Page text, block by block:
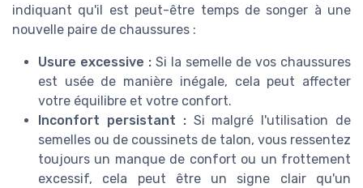
indiquant qu'il est peut-être temps de songer à une
nouvelle paire de chaussures :
Usure excessive : Si la semelle de vos chaussures
est usée de manière inégale, cela peut affecter
votre équilibre et votre confort.
Inconfort persistant :Si malgré l'utilisation de
semelles ou de coussinets de talon, vous ressentez
toujours un manque de confort ou un frottement
excessif, cela peut être un signe clair qu'un